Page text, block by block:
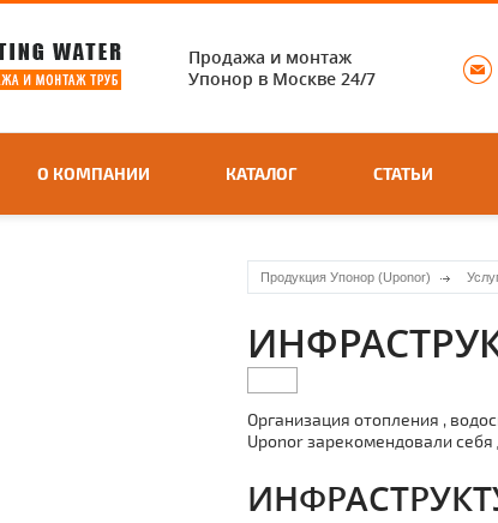
Продажа и монтаж
Упонор в Москве 24/7
О КОМПАНИИ КАТАЛОГ СТАТЬИ
Продукция Упонор (Uponor)
Организация отoпления ,
Uponor зарекомендовали